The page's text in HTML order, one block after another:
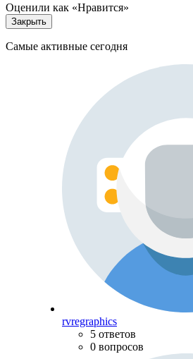
Оценили как «Нравится»
Закрыть
Самые активные сегодня
rvregraphics
5 ответов
0 вопросов